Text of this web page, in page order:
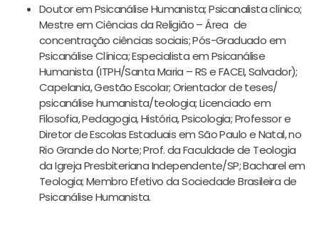
Doutor em Psicanálise Humanista; Psicanalista clínico;
Mestre em Ciências da Religião – Área de
concentração ciências sociais; Pós-Graduado em
Psicanálise Clínica; Especialista em Psicanálise
Humanista (ITPH/Santa Maria – RS e FACEI, Salvador);
Capelania, Gestão Escolar; Orientador de teses/
psicanálise humanista/teologia; Licenciado em
Filosofia, Pedagogia, História, Psicologia; Professor e
Diretor de Escolas Estaduais em São Paulo e Natal, no
Rio Grande do Norte; Prof. da Faculdade de Teologia
da Igreja Presbiteriana Independente/SP; Bacharel em
Teologia; Membro Efetivo da Sociedade Brasileira de
Psicanálise Humanista.